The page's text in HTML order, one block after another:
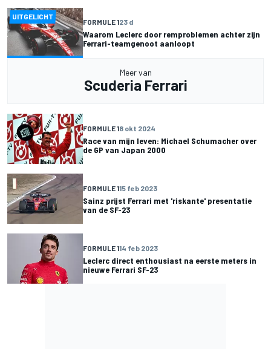
UITGELICHT
FORMULE 123 d
Waarom Leclerc door remproblemen achter zijn
Ferrari-teamgenoot aanloopt
Meer van
Scuderia Ferrari
FORMULE 18 okt 2024
Race van mijn leven: Michael Schumacher over
de GP van Japan 2000
FORMULE 115 feb 2023
Sainz prijst Ferrari met 'riskante' presentatie
van de SF-23
FORMULE 114 feb 2023
Leclerc direct enthousiast na eerste meters in
nieuwe Ferrari SF-23